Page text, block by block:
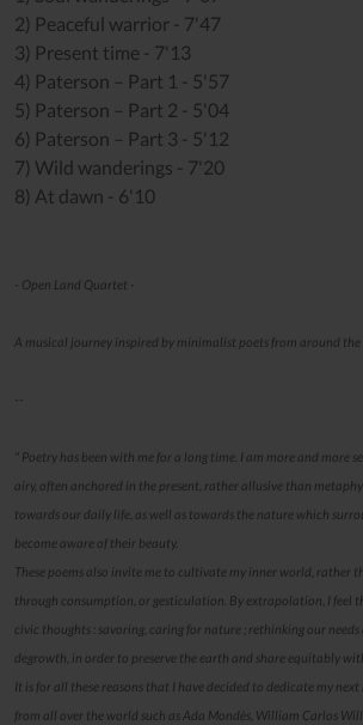
2) Peaceful warrior - 7'47
3) Present time - 7'13
4) Paterson – Part 1 - 5'57
5) Paterson – Part 2 - 5'04
6) Paterson – Part 3 - 5'12
7) Wild wanderings - 7'20
8) At dawn - 6'10
- Open Land Quartet -
A musical journey inspired by minimalist poets from around the
--
" Poetry has been with me for a long time. I am more and more
airy, often anchored in the present, rather allusive than
towards our daily life, as well as towards the nature which
become aware of their beauty.
These poems also invite me to cultivate my inner world, rather
through consumption, or gesticulation. By extrapolation, I feel
civic thoughts : savoring, caring for nature ; rethinking our needs
degrowth, in order to preserve the earth and share equitably
It is for all these reasons that I have decided to dedicate my
from all over the world such as Ada Mondès, William Carlos